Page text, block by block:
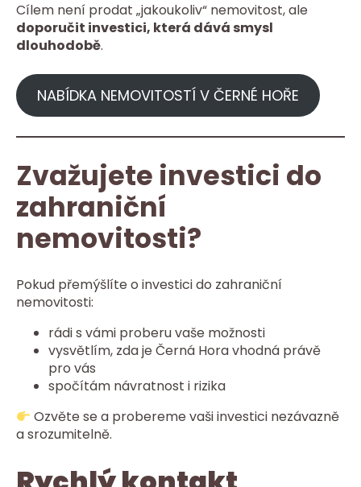
Cílem není prodat „jakoukoliv“ nemovitost, ale
doporučit investici, která dává smysl
dlouhodobě.
NABÍDKA NEMOVITOSTÍ V ČERNÉ HOŘE
Zvažujete investici do
zahraniční
nemovitosti?
Pokud přemýšlíte o investici do zahraniční
nemovitosti:
rádi s vámi proberu vaše možnosti
vysvětlím, zda je Černá Hora vhodná právě
pro vás
spočítám návratnost i rizika
Ozvěte se a probereme vaši investici nezávazně
a srozumitelně.